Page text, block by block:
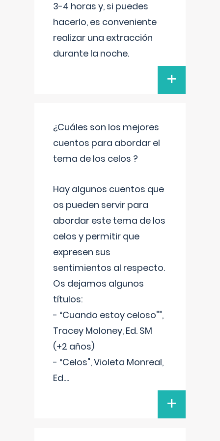
3-4 horas y, si puedes
hacerlo, es conveniente
realizar una extracción
durante la noche.
+
¿Cuáles son los mejores
cuentos para abordar el
tema de los celos ?
Hay algunos cuentos que
os pueden servir para
abordar este tema de los
celos y permitir que
expresen sus
sentimientos al respecto.
Os dejamos algunos
títulos:
- “Cuando estoy celoso"",
Tracey Moloney, Ed. SM
(+2 años)
- “Celos", Violeta Monreal,
Ed....
+